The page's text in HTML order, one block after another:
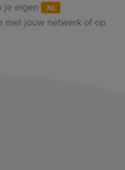
je eigen
.NL
met jouw netwerk of op